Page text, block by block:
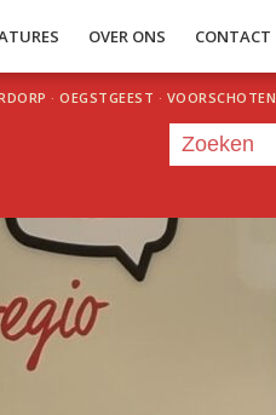
OVER ONS CONTACT
· OEGSTGEEST · VOORSCHOTEN